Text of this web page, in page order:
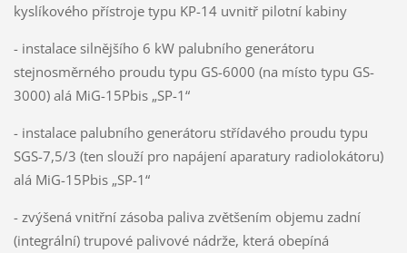
kyslíkového přístroje typu KP-14 uvnitř pilotní kabiny
- instalace silnějšího 6 kW palubního generátoru
stejnosměrného proudu typu GS-6000 (na místo typu GS-
3000) alá MiG-15Pbis „SP-1“
- instalace palubního generátoru střídavého proudu typu
SGS-7,5/3 (ten slouží pro napájení aparatury radiolokátoru)
alá MiG-15Pbis „SP-1“
- zvýšená vnitřní zásoba paliva zvětšením objemu zadní
(integrální) trupové palivové nádrže, která obepíná